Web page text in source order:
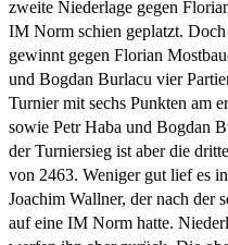
zweite Niederlage gegen
IM Norm schien geplatzt.
gewinnt gegen Florian
und Bogdan Burlacu vier
Turnier mit sechs Punkten am
sowie Petr Haba und Bogdan
der Turniersieg ist aber die
von 2463. Weniger gut lief es
Joachim Wallner, der nach der
auf eine IM Norm hatte.